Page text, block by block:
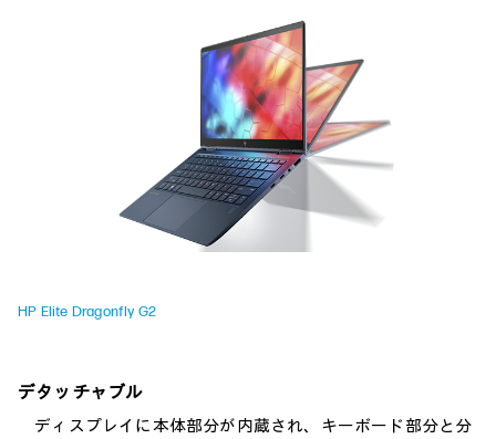
HP Elite Dragonfly G2
デタッチャブル
ディスプレイに本体部分が内蔵され、キーボード部分と分